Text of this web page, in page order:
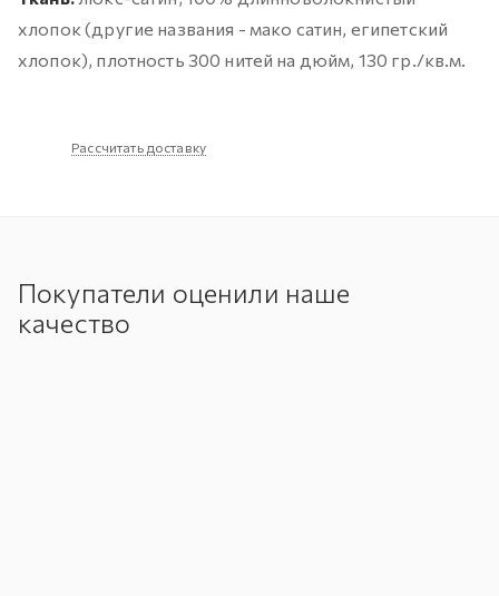
хлопок (другие названия - мако сатин, египетский
хлопок), плотность 300 нитей на дюйм, 130 гр./кв.м.
Рассчитать доставку
Покупатели оценили наше
качество